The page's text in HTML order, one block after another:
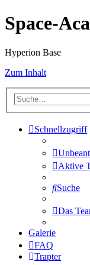
Space-
Hyperion Base
Zum Inhalt
Schnellzugriff
Aktive
Suche
Das
Galerie
FAQ
Trapter